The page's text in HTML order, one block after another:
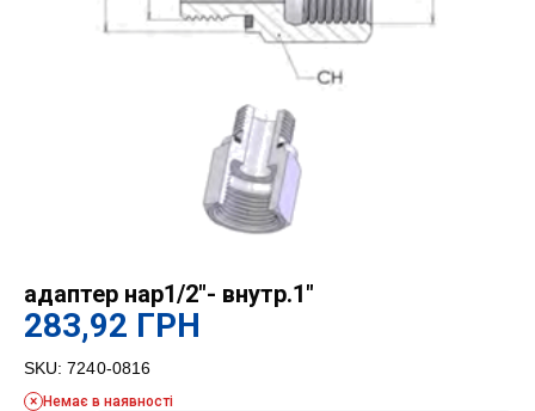
адаптер нар1/2″- внутр.1″
283,92 ГРН
SKU: 7240-0816
Немає в наявності